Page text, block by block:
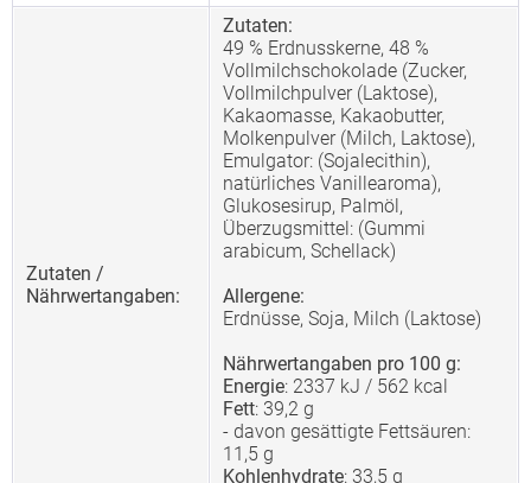
Zutaten /
Nährwertangaben:
Zutaten:
49 % Erdnusskerne, 48 %
Vollmilchschokolade (Zucker,
Vollmilchpulver (Laktose),
Kakaomasse, Kakaobutter,
Molkenpulver (Milch, Laktose),
Emulgator: (Sojalecithin),
natürliches Vanillearoma),
Glukosesirup, Palmöl,
Überzugsmittel: (Gummi
arabicum, Schellack)
Allergene:
Erdnüsse, Soja, Milch (Laktose)
Nährwertangaben pro 100 g:
Energie: 2337 kJ / 562 kcal
Fett: 39,2 g
- davon gesättigte Fettsäuren:
11,5 g
Kohlenhydrate: 33,5 g